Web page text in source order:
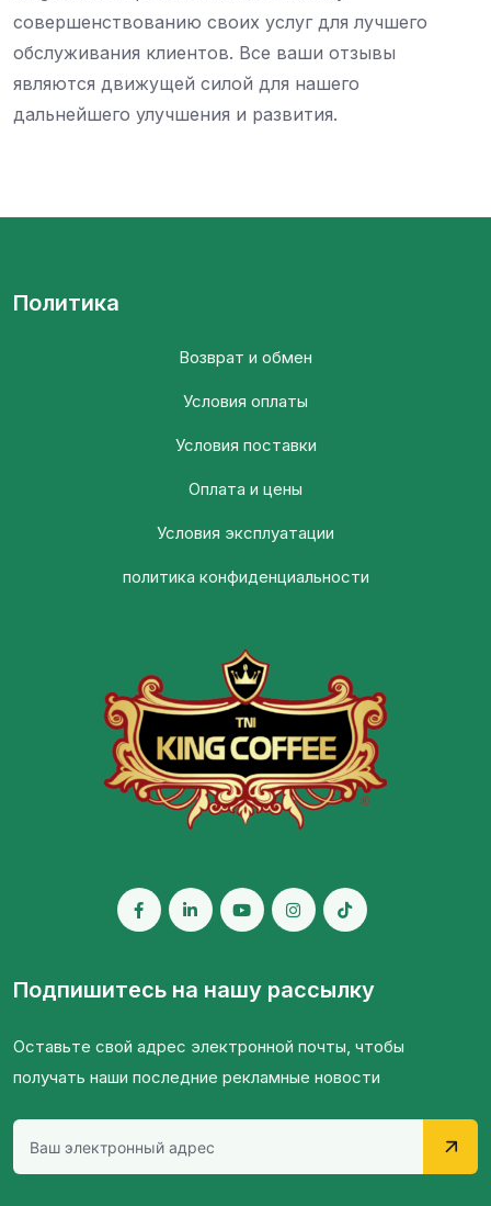
совершенствованию своих услуг для лучшего
обслуживания клиентов. Все ваши отзывы
являются движущей силой для нашего
дальнейшего улучшения и развития.
Политика
Возврат и обмен
Условия оплаты
Условия поставки
Оплата и цены
Условия эксплуатации
политика конфиденциальности
Подпишитесь на нашу рассылку
Оставьте свой адрес электронной почты, чтобы
получать наши последние рекламные новости